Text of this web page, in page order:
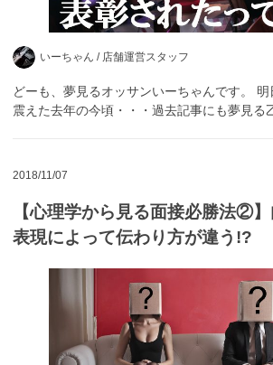
いーちゃん / 店舗運営スタッフ
どーも、夢見るオッサンいーちゃんです。
震えた去年の今頃・・・過去記事にも夢見る
2018/11/07
【心理学から見る面接必勝法②
表現によって伝わり方が違う!?